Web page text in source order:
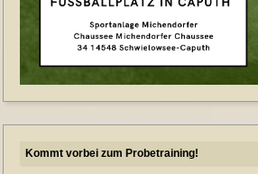
Kommt vorbei zum Probetraining!